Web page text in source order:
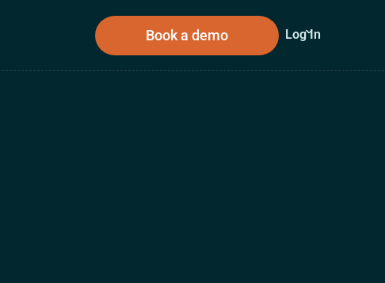
Book a demo Log In